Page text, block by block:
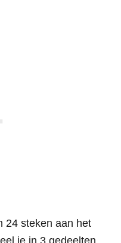
24 steken aan het
je in 3 gedeelten.